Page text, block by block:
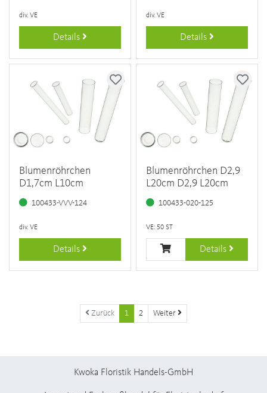
div. VE
Details
div. VE
Details
Blumenröhrchen
D1,7cm L10cm
100433-VVV-124
div. VE
Details
Blumenröhrchen D2,9
L20cm D2,9 L20cm
100433-020-125
VE: 50 ST
Details
Zurück 1 2 Weiter
Kwoka Floristik Handels-GmbH